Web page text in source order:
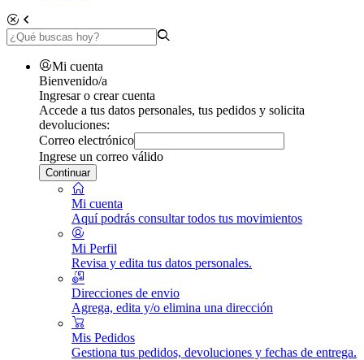
Mi cuenta
Bienvenido/a
Ingresar o crear cuenta
Accede a tus datos personales, tus pedidos y solicita
devoluciones:
Correo electrónico
Ingrese un correo válido
Continuar
Mi cuenta
Aquí podrás consultar todos tus movimientos
Mi Perfil
Revisa y edita tus datos personales.
Direcciones de envio
Agrega, edita y/o elimina una dirección
Mis Pedidos
Gestiona tus pedidos, devoluciones y fechas de entrega.